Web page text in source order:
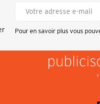
Pour en savoir plus vous